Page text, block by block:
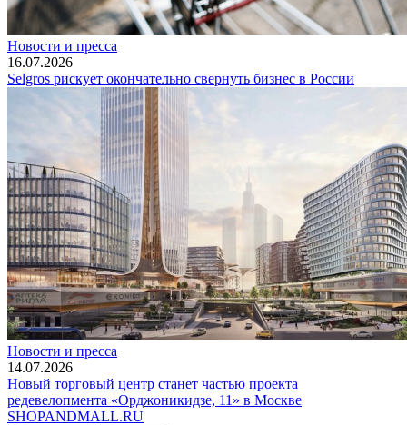
Новости и пресса
16.07.2026
Selgros рискует окончательно свернуть бизнес в России
Новости и пресса
14.07.2026
Новый торговый центр станет частью проекта
редевелопмента «Орджоникидзе, 11» в Москве
SHOPANDMALL.RU